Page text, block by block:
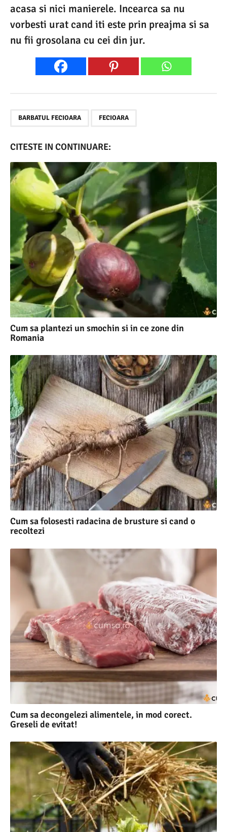
acasa si nici manierele. Incearca sa nu
vorbesti urat cand iti este prin preajma si sa
nu fii grosolana cu cei din jur.
BARBATUL FECIOARA FECIOARA
CITESTE IN CONTINUARE:
Cum sa plantezi un smochin si in ce zone din
Romania
Cum sa folosesti radacina de brusture si cand o
recoltezi
Cum sa decongelezi alimentele, in mod corect.
Greseli de evitat!